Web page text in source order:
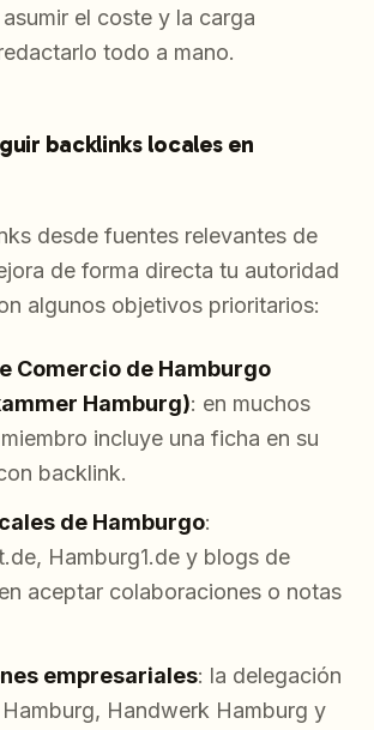
el coste y la carga
todo a mano.
backlinks locales en
desde fuentes relevantes de
de forma directa tu autoridad
algunos objetivos prioritarios:
Comercio de Hamburgo
Hamburg): en muchos
incluye una ficha en su
backlink.
de Hamburgo:
Hamburg1.de y blogs de
aceptar colaboraciones o notas
empresariales: la delegación
Handwerk Hamburg y